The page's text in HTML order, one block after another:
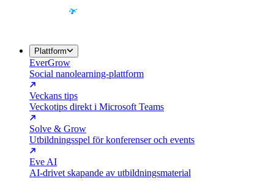
Plattform
EverGrow
Social nanolearning-plattform
Veckans tips
Veckotips direkt i Microsoft Teams
Solve & Grow
Utbildningsspel för konferenser och events
Eve AI
AI-drivet skapande av utbildningsmaterial